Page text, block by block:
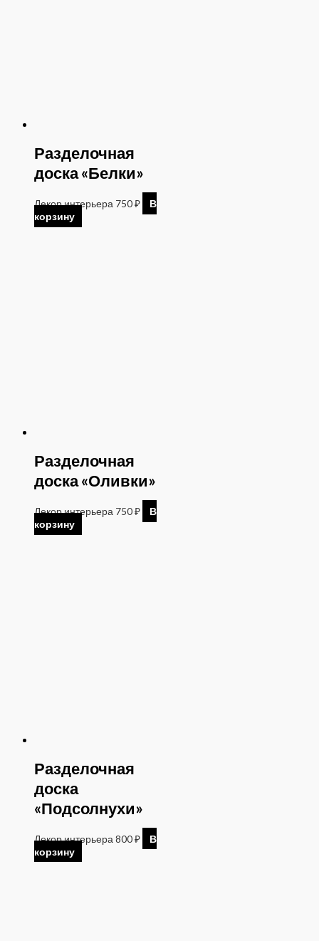
Разделочная
доска «Белки»
Декор интерьера 750₽
В
корзину
Разделочная
доска «Оливки»
Декор интерьера 750₽
В
корзину
Разделочная
доска
«Подсолнухи»
Декор интерьера 800₽
В
корзину